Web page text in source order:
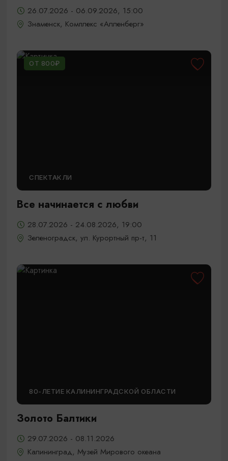
26.07.2026 - 06.09.2026, 15:00
Знаменск, Комплекс «Алленберг»
ОТ 800₽
СПЕКТАКЛИ
Все начинается с любви
28.07.2026 - 24.08.2026, 19:00
Зеленоградск, ул. Курортный пр-т, 11
80-ЛЕТИЕ КАЛИНИНГРАДСКОЙ ОБЛАСТИ
Золото Балтики
29.07.2026 - 08.11.2026
Калининград, Музей Мирового океана